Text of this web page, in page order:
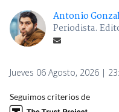
Antonio
Periodista.
Jueves 06 Agosto, 2026 |
Seguimos criterios de